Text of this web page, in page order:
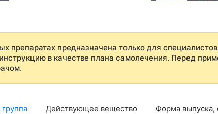
препаратах предназначена только для
в качестве плана самолечения. Перед
Действующее вещество Форма выпуска,